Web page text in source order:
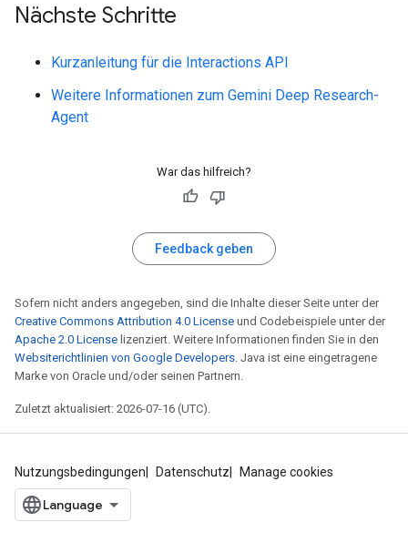
Nächste Schritte
Kurzanleitung für die Interactions API
Weitere Informationen zum Gemini Deep Research-
Agent
War das hilfreich?
Feedback geben
Sofern nicht anders angegeben, sind die Inhalte dieser Seite unter der
Creative Commons Attribution 4.0 License und Codebeispiele unter der
Apache 2.0 License lizenziert. Weitere Informationen finden Sie in den
Websiterichtlinien von Google Developers. Java ist eine eingetragene
Marke von Oracle und/oder seinen Partnern.
Zuletzt aktualisiert: 2026-07-16 (UTC).
Nutzungsbedingungen Datenschutz Manage cookies